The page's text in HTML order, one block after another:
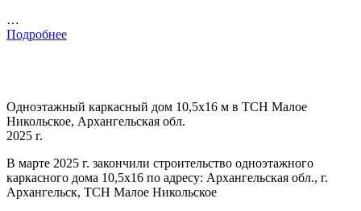
…
Подробнее
Одноэтажный каркасный дом 10,5х16 м в ТСН Малое
Никольское, Архангельская обл.
2025 г.
В марте 2025 г. закончили строительство одноэтажного
каркасного дома 10,5х16 по адресу: Архангельская обл., г.
Архангельск, ТСН Малое Никольское